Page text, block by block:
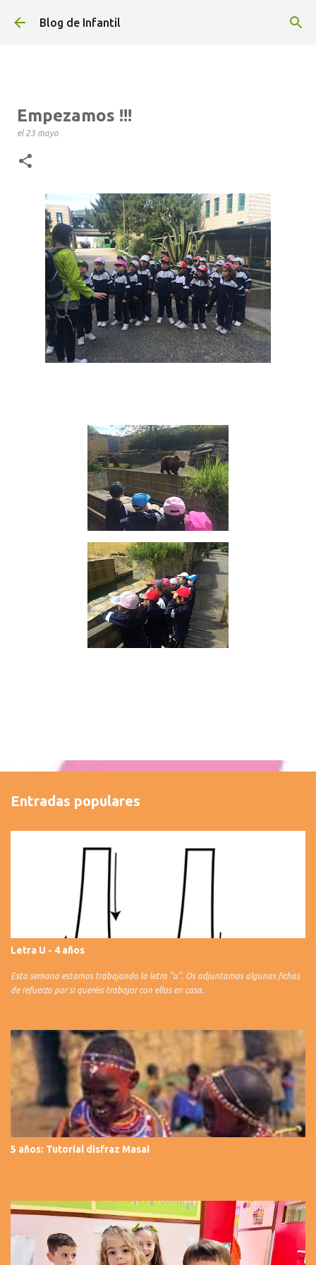
Ir al contenido principal
Blog de Infantil
Empezamos !!!
el 23 mayo
Entradas populares
Letra U - 4 años
Esta semana estamos trabajando la letra "u". Os adjuntamos algunas fichas
de refuerzo por si queréis trabajar con ellos en casa.
5 años: Tutorial disfraz Masai